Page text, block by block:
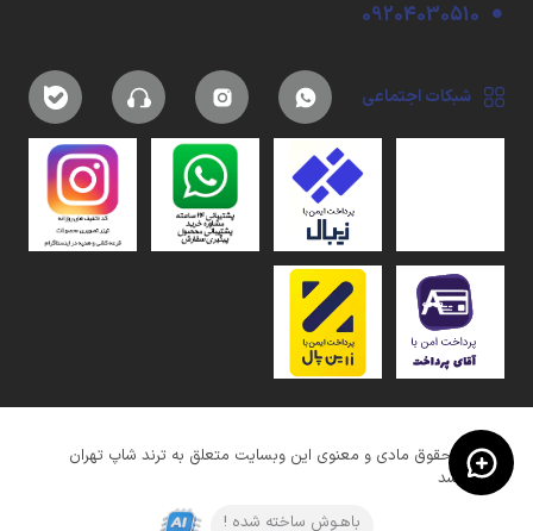
09204030510
شبکات اجتماعی
کلیه حقوق مادی و معنوی این وبسایت متعلق به ترند شاپ تهران
میباشد
باهـوش ساخته شده !